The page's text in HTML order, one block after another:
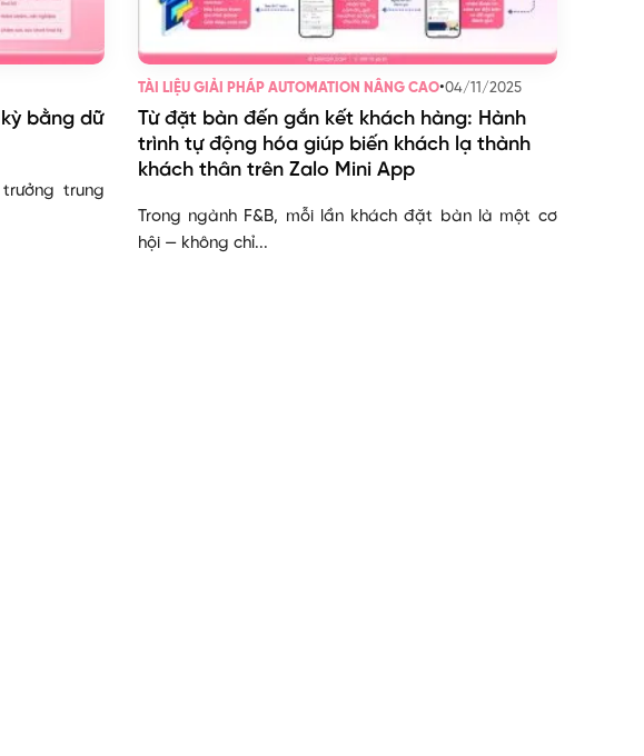
bằng dữ
trung
TÀI LIỆU GIẢI PHÁP AUTOMATION NÂNG CAO•04/11/2025
Từ đặt bàn đến gắn kết khách hàng: Hành
trình tự động hóa giúp biến khách lạ thành
khách thân trên Zalo Mini App
Trong ngành F&B, mỗi lần khách đặt bàn là một cơ
hội — không chỉ...